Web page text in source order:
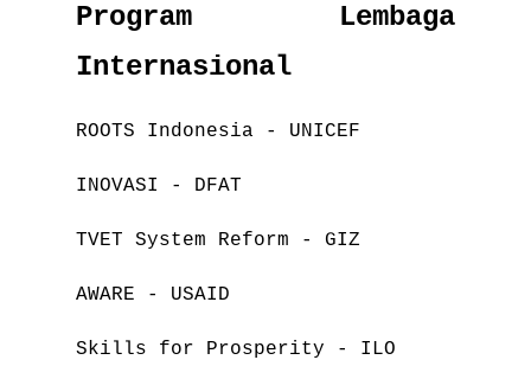
Program Lembaga
Internasional
ROOTS Indonesia - UNICEF
INOVASI - DFAT
TVET System Reform - GIZ
AWARE - USAID
Skills for Prosperity - ILO